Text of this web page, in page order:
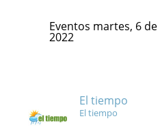
Eventos martes, 6
2022
El tiempo
El tiempo